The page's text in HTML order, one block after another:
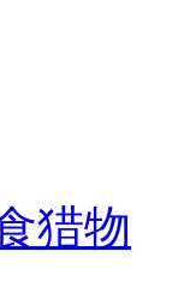
猎物